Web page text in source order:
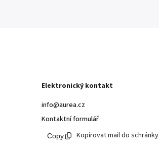
Elektronický kontakt
info@aurea.cz
Kontaktní formulář
Kopírovat mail do schránky